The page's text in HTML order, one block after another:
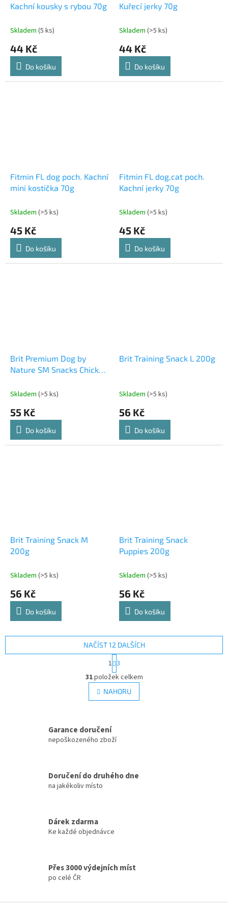
Kachní kousky s rybou 70g
Skladem (5 ks)
44 Kč
Do košíku
Kuřecí jerky 70g
Skladem (>5 ks)
44 Kč
Do košíku
Fitmin FL dog poch. Kachní
mini kostička 70g
Skladem (>5 ks)
45 Kč
Do košíku
Fitmin FL dog,cat poch.
Kachní jerky 70g
Skladem (>5 ks)
45 Kč
Do košíku
Brit Premium Dog by
Nature SM Snacks Chicken
Skladem (>5 ks)
55 Kč
Do košíku
Brit Training Snack L 200g
Skladem (>5 ks)
56 Kč
Do košíku
Brit Training Snack M
200g
Skladem (>5 ks)
56 Kč
Do košíku
Brit Training Snack
Puppies 200g
Skladem (>5 ks)
56 Kč
Do košíku
O
v
l
á
í
v
k
i
s
NAČÍST 12 DALŠÍCH
t
r
á
n
k
n
í
1 3
31položek celkem
NAHORU
Garance doručení
nepoškozeného zboží
Doručení do druhého dne
na jakékoliv místo
Dárek zdarma
Ke každé objednávce
Přes 3000 výdejních míst
po celé ČR